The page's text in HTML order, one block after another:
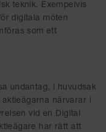
teknik. Exempelvis
digitala möten
som ett
undantag, i huvudsak
närvarar i
vid en Digital
har rätt att